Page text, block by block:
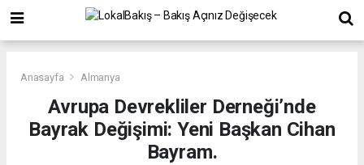
Anasayfa Almanya
Avrupa Devrekliler Derneği’nde
Bayrak Değişimi: Yeni Başkan Cihan
Bayram.